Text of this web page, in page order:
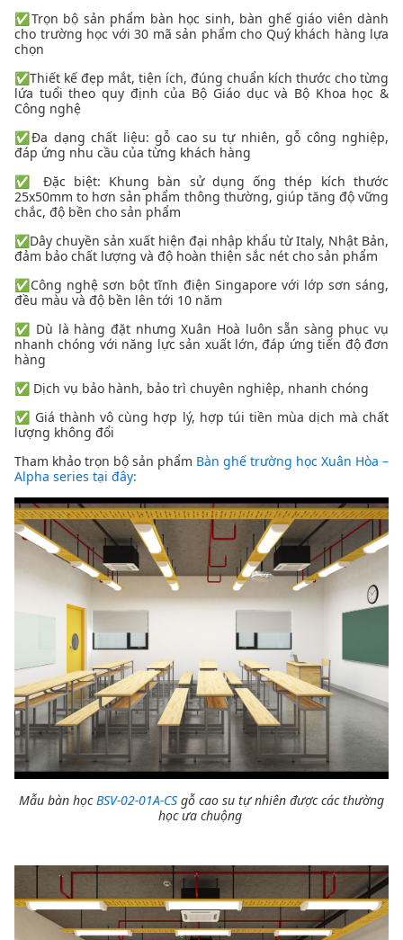
✅Trọn bộ sản phẩm bàn học sinh, bàn ghế giáo viên dành
cho trường học với 30 mã sản phẩm cho Quý khách hàng lựa
chọn
✅Thiết kế đẹp mắt, tiện ích, đúng chuẩn kích thước cho từng
lứa tuổi theo quy định của Bộ Giáo dục và Bộ Khoa học &
Công nghệ
✅Đa dạng chất liệu: gỗ cao su tự nhiên, gỗ công nghiệp,
đáp ứng nhu cầu của từng khách hàng
✅ Đặc biệt: Khung bàn sử dụng ống thép kích thước
25x50mm to hơn sản phẩm thông thường, giúp tăng độ vững
chắc, độ bền cho sản phẩm
✅Dây chuyền sản xuất hiện đại nhập khẩu từ Italy, Nhật Bản,
đảm bảo chất lượng và độ hoàn thiện sắc nét cho sản phẩm
✅Công nghệ sơn bột tĩnh điện Singapore với lớp sơn sáng,
đều màu và độ bền lên tới 10 năm
✅ Dù là hàng đặt nhưng Xuân Hoà luôn sẵn sàng phục vụ
nhanh chóng với năng lực sản xuất lớn, đáp ứng tiến độ đơn
hàng
✅ Dịch vụ bảo hành, bảo trì chuyên nghiệp, nhanh chóng
✅ Giá thành vô cùng hợp lý, hợp túi tiền mùa dịch mà chất
lượng không đổi
Tham khảo trọn bộ sản phẩm Bàn ghế trường học Xuân Hòa –
Alpha series tại đây:
Mẫu bàn họcBSV-02-01A-CS gỗ cao su tự nhiên được các thường
học ưa chuộng